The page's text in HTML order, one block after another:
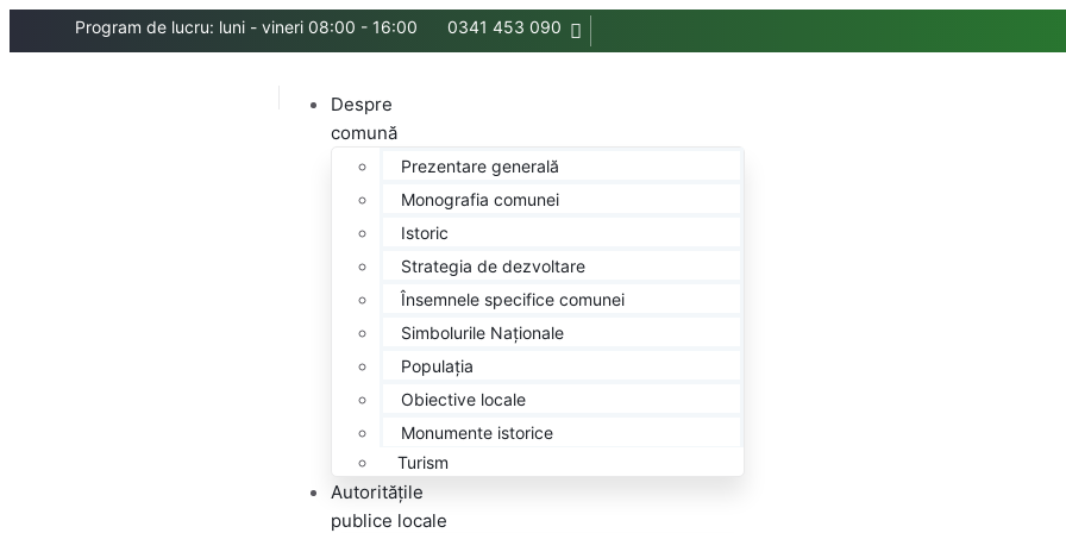
Program de lucru: luni - vineri 08:00 - 16:00 0341 453 090
Despre
comună
Prezentare generală
Monografia comunei
Istoric
Strategia de dezvoltare
Însemnele specifice comunei
Simbolurile Naționale
Populația
Obiective locale
Monumente istorice
Turism
Autoritățile
publice locale